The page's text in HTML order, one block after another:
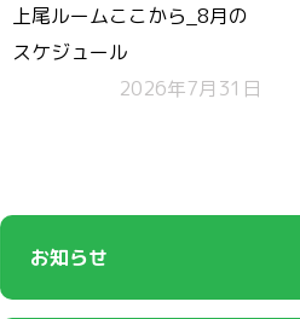
上尾ルームここから_8月の
スケジュール
2026年7月31日
お知らせ